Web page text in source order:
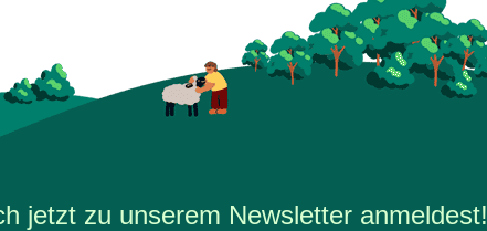
jetzt zu unserem Newsletter anmeldest!